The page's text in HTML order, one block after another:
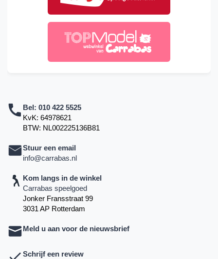
Bel: 010 422 5525
KvK: 64978621
BTW: NL002225136B81
Stuur een email
info@carrabas.nl
Kom langs in de winkel
Carrabas speelgoed
Jonker Fransstraat 99
3031 AP Rotterdam
Meld u aan voor de nieuwsbrief
Schrijf een review